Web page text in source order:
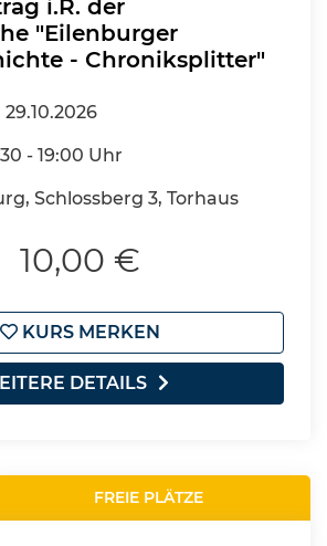
i.R. der
"Eilenburger
- Chroniksplitter"
29.10.2026
- 19:00 Uhr
Schlossberg 3, Torhaus
10,00 €
KURS MERKEN
DETAILS
FREIE PLÄTZE